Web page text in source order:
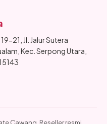
21, Jl. Jalur Sutera
Kec. Serpong Utara,
Cawang. Reseller resmi